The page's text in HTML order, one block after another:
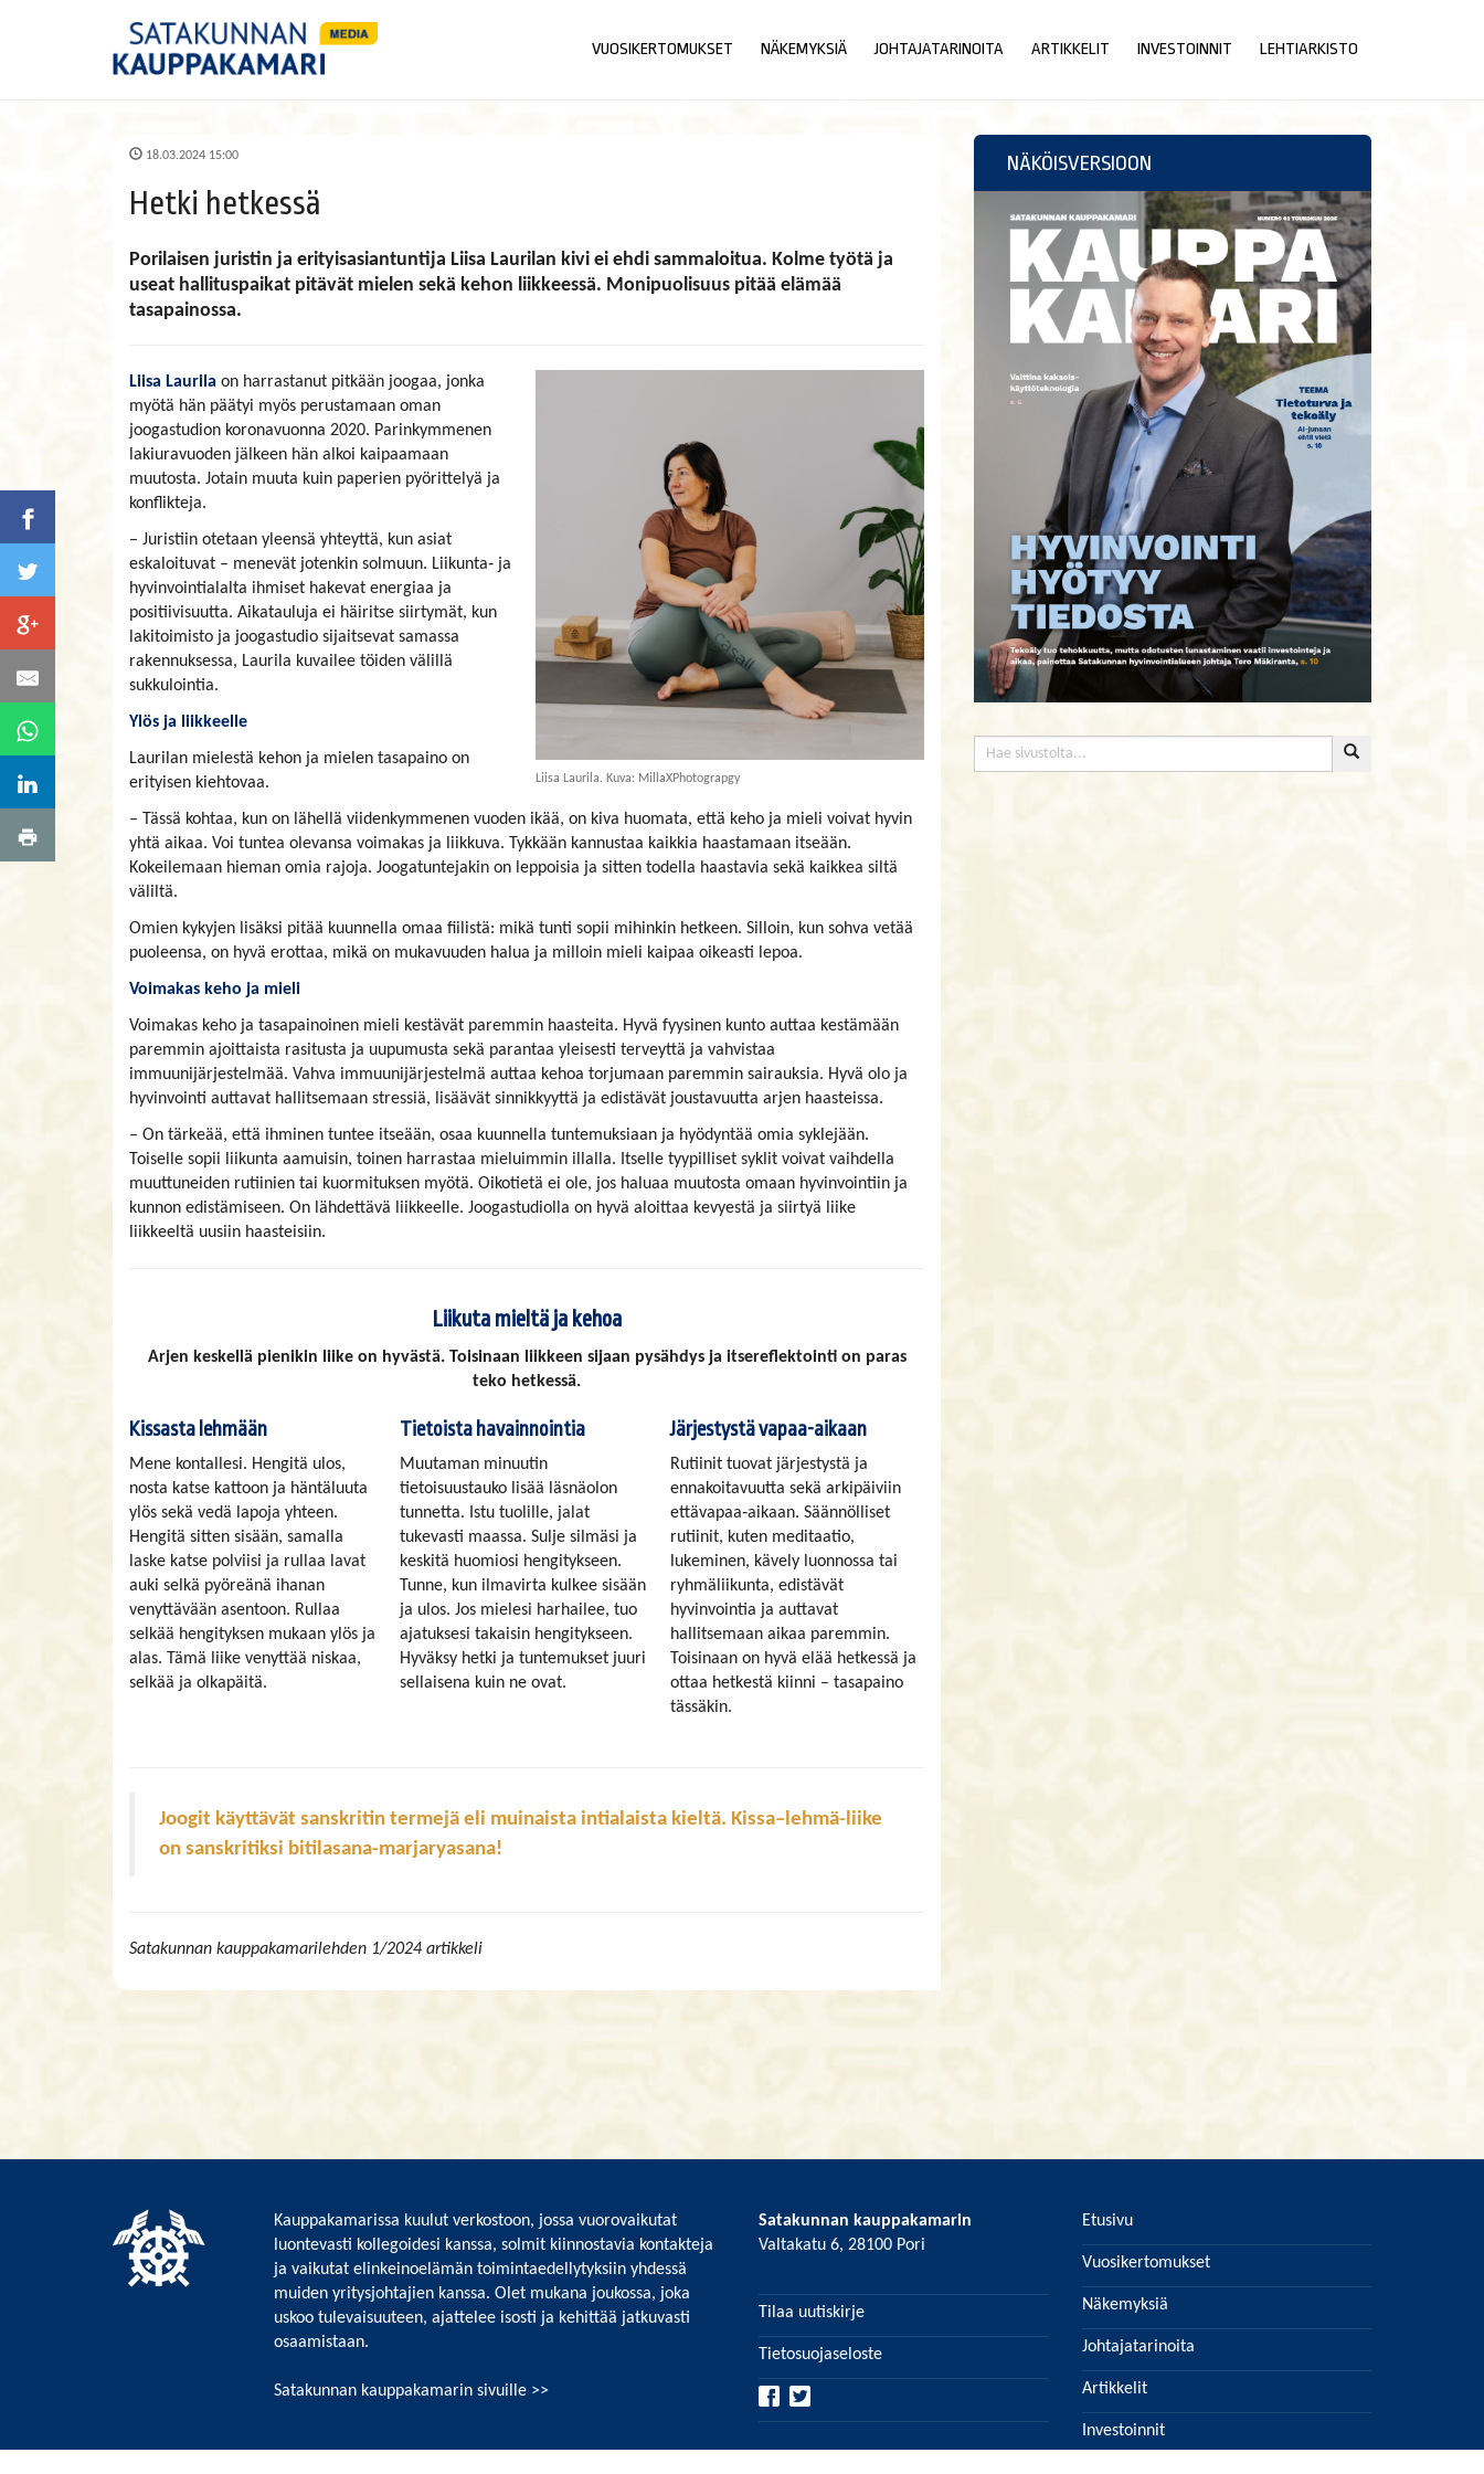
VUOSIKERTOMUKSET NÄKEMYKSIÄ JOHTAJATARINOITA ARTIKKELIT INVESTOINNIT LEHTIARKISTO
18.03.2024 15:00
Hetki hetkessä
Porilaisen juristin ja erityisasiantuntija Liisa Laurilan kivi ei ehdi sammaloitua. Kolme työtä ja
useat hallituspaikat pitävät mielen sekä kehon liikkeessä. Monipuolisuus pitää elämää
tasapainossa.
Liisa Laurila on harrastanut pitkään joogaa, jonka
myötä hän päätyi myös perustamaan oman
joogastudion koronavuonna 2020. Parinkymmenen
lakiuravuoden jälkeen hän alkoi kaipaamaan
muutosta. Jotain muuta kuin paperien pyörittelyä ja
konflikteja.
– Juristiin otetaan yleensä yhteyttä, kun asiat
eskaloituvat – menevät jotenkin solmuun. Liikunta‑ ja
hyvinvointialalta ihmiset hakevat energiaa ja
positiivisuutta. Aikatauluja ei häiritse siirtymät, kun
lakitoimisto ja joogastudio sijaitsevat samassa
rakennuksessa, Laurila kuvailee töiden välillä
sukkulointia.
Ylös ja liikkeelle
Laurilan mielestä kehon ja mielen tasapaino on
erityisen kiehtovaa.
Liisa Laurila. Kuva: MillaXPhotograpgy
– Tässä kohtaa, kun on lähellä viidenkymmenen vuoden ikää, on kiva huomata, että keho ja mieli voivat hyvin
yhtä aikaa. Voi tuntea olevansa voimakas ja liikkuva. Tykkään kannustaa kaikkia haastamaan itseään.
Kokeilemaan hieman omia rajoja. Joogatuntejakin on leppoisia ja sitten todella haastavia sekä kaikkea siltä
väliltä.
Omien kykyjen lisäksi pitää kuunnella omaa fiilistä: mikä tunti sopii mihinkin hetkeen. Silloin, kun sohva vetää
puoleensa, on hyvä erottaa, mikä on mukavuuden halua ja milloin mieli kaipaa oikeasti lepoa.
Voimakas keho ja mieli
Voimakas keho ja tasapainoinen mieli kestävät paremmin haasteita. Hyvä fyysinen kunto auttaa kestämään
paremmin ajoittaista rasitusta ja uupumusta sekä parantaa yleisesti terveyttä ja vahvistaa
immuunijärjestelmää. Vahva immuunijärjestelmä auttaa kehoa torjumaan paremmin sairauksia. Hyvä olo ja
hyvinvointi auttavat hallitsemaan stressiä, lisäävät sinnikkyyttä ja edistävät joustavuutta arjen haasteissa.
– On tärkeää, että ihminen tuntee itseään, osaa kuunnella tuntemuksiaan ja hyödyntää omia syklejään.
Toiselle sopii liikunta aamuisin, toinen harrastaa mieluimmin illalla. Itselle tyypilliset syklit voivat vaihdella
muuttuneiden rutiinien tai kuormituksen myötä. Oikotietä ei ole, jos haluaa muutosta omaan hyvinvointiin ja
kunnon edistämiseen. On lähdettävä liikkeelle. Joogastudiolla on hyvä aloittaa kevyestä ja siirtyä liike
liikkeeltä uusiin haasteisiin.
Liikuta mieltä ja kehoa
Arjen keskellä pienikin liike on hyvästä. Toisinaan liikkeen sijaan pysähdys ja itsereflektointi on paras
teko hetkessä.
Kissasta lehmään
Mene kontallesi. Hengitä ulos,
nosta katse kattoon ja häntäluuta
ylös sekä vedä lapoja yhteen.
Hengitä sitten sisään, samalla
laske katse polviisi ja rullaa lavat
auki selkä pyöreänä ihanan
venyttävään asentoon. Rullaa
selkää hengityksen mukaan ylös ja
alas. Tämä liike venyttää niskaa,
selkää ja olkapäitä.
Tietoista havainnointia
Muutaman minuutin
tietoisuustauko lisää läsnäolon
tunnetta. Istu tuolille, jalat
tukevasti maassa. Sulje silmäsi ja
keskitä huomiosi hengitykseen.
Tunne, kun ilmavirta kulkee sisään
ja ulos. Jos mielesi harhailee, tuo
ajatuksesi takaisin hengitykseen.
Hyväksy hetki ja tuntemukset juuri
sellaisena kuin ne ovat.
Järjestystä vapaa-aikaan
Rutiinit tuovat järjestystä ja
ennakoitavuutta sekä arkipäiviin
ettävapaa‑aikaan. Säännölliset
rutiinit, kuten meditaatio,
lukeminen, kävely luonnossa tai
ryhmäliikunta, edistävät
hyvinvointia ja auttavat
hallitsemaan aikaa paremmin.
Toisinaan on hyvä elää hetkessä ja
ottaa hetkestä kiinni – tasapaino
tässäkin.
Joogit käyttävät sanskritin termejä eli muinaista intialaista kieltä. Kissa–lehmä-liike
on sanskritiksi bitilasana-marjaryasana!
Satakunnan kauppakamarilehden 1/2024 artikkeli
NÄKÖISVERSIOON
Kauppakamarissa kuulut verkostoon, jossa vuorovaikutat
luontevasti kollegoidesi kanssa, solmit kiinnostavia kontakteja
ja vaikutat elinkeinoelämän toimintaedellytyksiin yhdessä
muiden yritysjohtajien kanssa. Olet mukana joukossa, joka
uskoo tulevaisuuteen, ajattelee isosti ja kehittää jatkuvasti
osaamistaan.
Satakunnan kauppakamarin sivuille >>
Satakunnan kauppakamarin
Valtakatu 6, 28100 Pori
Tilaa uutiskirje
Tietosuojaseloste
Etusivu
Vuosikertomukset
Näkemyksiä
Johtajatarinoita
Artikkelit
Investoinnit